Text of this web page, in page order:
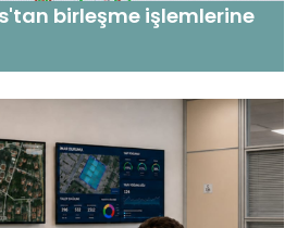
birleşme işlemlerine